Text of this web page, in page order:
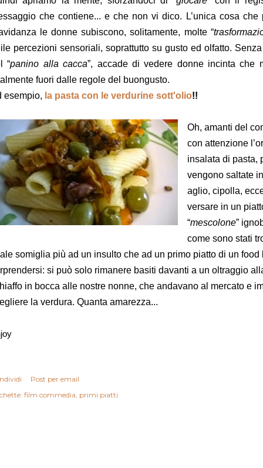
che contiene... e che non vi dico. L’unica cosa
le donne subiscono, solitamente, molte “
percezioni sensoriali, soprattutto su gusto ed olfatto.
“panino alla cacca”, accade di vedere donne incinta che
fuori dalle regole del buongusto.
esempio, la pasta con le verdurine sott'olio!!
Oh, amanti del
con attenzione
insalata di pasta,
vengono saltate
aglio, cipolla,
versare in un
“mescolone”
come sono stati
somiglia più ad un insulto che ad un primo piatto di un food
si può solo rimanere basiti davanti a un oltraggio
in bocca alle nostre nonne, che andavano al mercato e
la verdura. Quanta amarezza...
Post per email
film commedia primi piatti